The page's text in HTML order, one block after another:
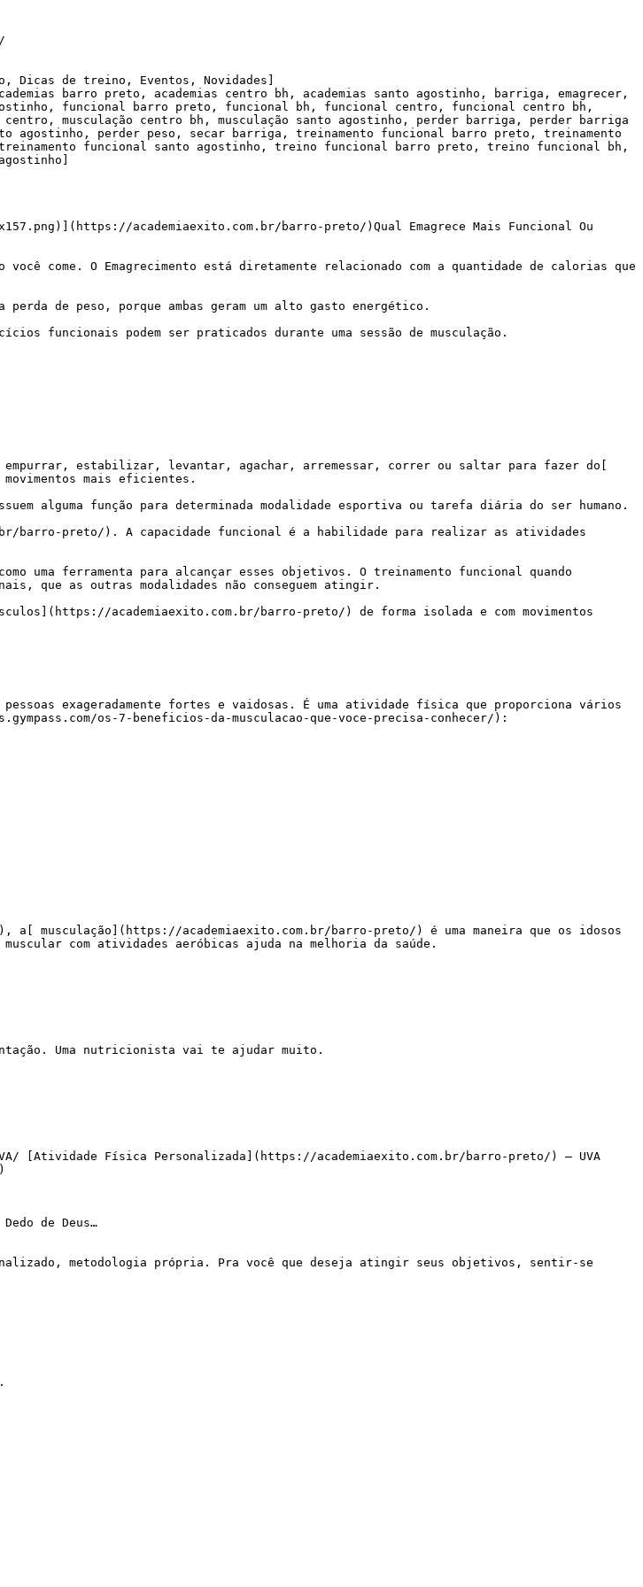
Dicas de treino, Eventos, Novidades]
barro preto, academias centro bh, academias santo agostinho, barriga, emagrecer,
funcional barro preto, funcional bh, funcional centro, funcional centro bh,
musculação centro bh, musculação santo agostinho, perder barriga, perder barriga
perder peso, secar barriga, treinamento funcional barro preto, treinamento
funcional santo agostinho, treino funcional barro preto, treino funcional bh,
academiaexito.com.br/barro-preto/)Qual Emagrece Mais Funcional Ou
mais eficientes.
que as outras modalidades não conseguem atingir.
os-7-beneficios-da-musculacao-que-voce-precisa-conhecer/):
com atividades aeróbicas ajuda na melhoria da saúde.
[Atividade Física Personalizada](https://academiaexito.com.br/barro-preto/) – UVA
de Deus…